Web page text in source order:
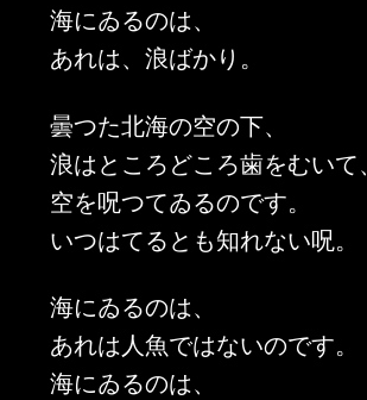
海にゐるのは、
あれは、浪ばかり。
曇つた北海の空の下、
浪はところどころ歯をむいて、
空を呪つてゐるのです。
いつはてるとも知れない呪。
海にゐるのは、
あれは人魚ではないのです。
海にゐるのは、